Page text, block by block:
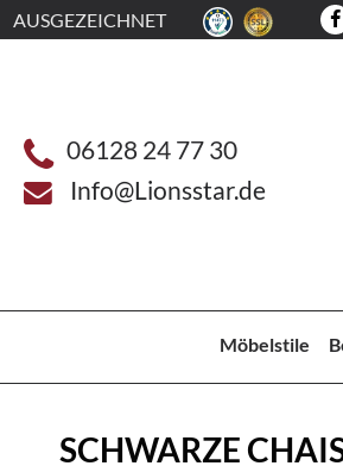
AUSGEZEICHNET
06128 24 77 30
Info@Lionsstar.de
Möbelstile
SCHWARZE